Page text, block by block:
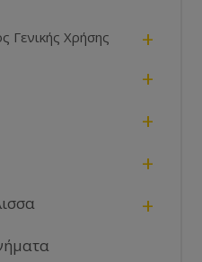
Γενικής Χρήσης +
+
+
+
+